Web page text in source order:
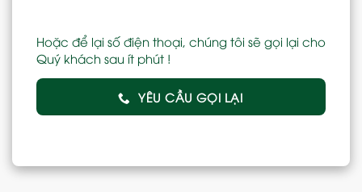
Hoặc để lại số điện thoại, chúng tôi sẽ gọi lại cho
Quý khách sau ít phút !
YÊU CẦU GỌI LẠI